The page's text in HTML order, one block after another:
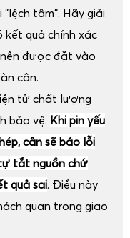
"lệch tâm". Hãy giải
kết quả chính xác
được đặt vào
cân.
tử chất lượng
bảo vệ. Khi pin yếu
cân sẽ báo lỗi
tắt nguồn chứ
quả sai. Điều này
quan trong giao